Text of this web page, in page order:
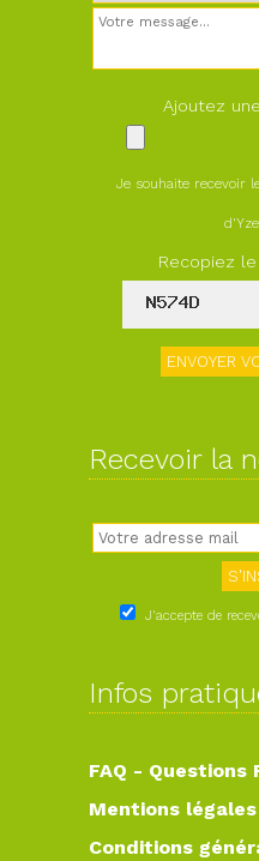
Ajoutez
Je souhaite recevoir
Recopiez
Recevoir la
J'accepte de
Infos
FAQ - Questions
Mentions
Conditions